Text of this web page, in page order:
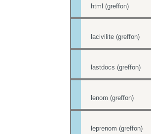
html (greffon)
lacivilite (greffon)
lastdocs (greffon)
lenom (greffon)
leprenom (greffon)